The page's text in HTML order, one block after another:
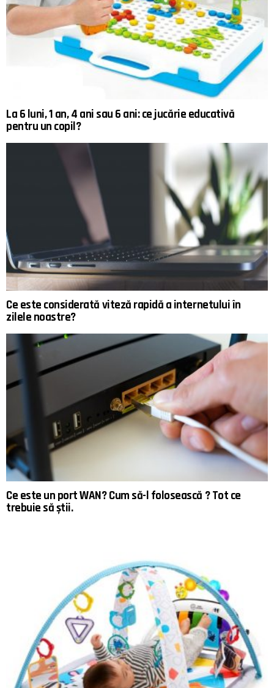
La 6 luni, 1 an, 4 ani sau 6 ani: ce jucărie educativă
pentru un copil?
Ce este considerată viteză rapidă a internetului în
zilele noastre?
Ce este un port WAN? Cum să-l folosească ? Tot ce
trebuie să știi.